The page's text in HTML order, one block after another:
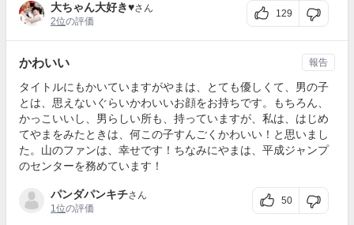
大ちゃん大好き♥さん
2位の評価
129
かわいい
タイトルにもかいていますがやまは、とても優しくて、男の子
とは、思えないぐらいかわいいお顔をお持ちです。もちろん、
かっこいいし、男らしい所も、持っていますが、私は、はじめ
てやまをみたときは、何この子すんごくかわいい！と思いまし
た。山のファンは、幸せです！ちなみにやまは、平成ジャンプ
のセンターを務めています！
パンダパンキチさん
1位の評価
50
報告